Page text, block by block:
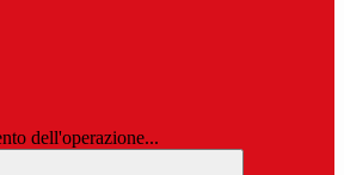
dell'operazione...